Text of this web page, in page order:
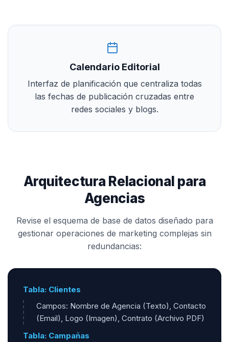
Calendario Editorial
Interfaz de planificación que centraliza todas
las fechas de publicación cruzadas entre
redes sociales y blogs.
Arquitectura Relacional para
Agencias
Revise el esquema de base de datos diseñado para
gestionar operaciones de marketing complejas sin
redundancias:
Tabla: Clientes
Campos: Nombre de Agencia (Texto), Contacto
(Email), Logo (Imagen), Contrato (Archivo PDF)
Tabla: Campañas